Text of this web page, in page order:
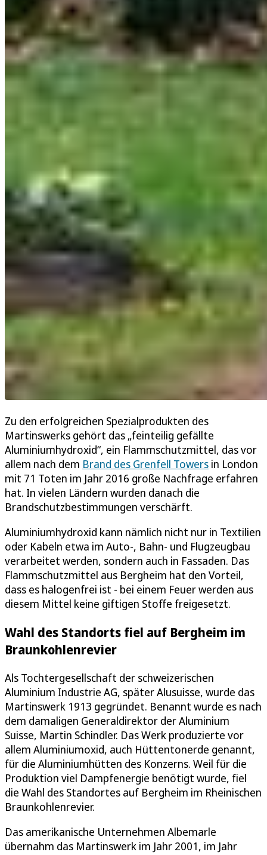
Zu den erfolgreichen Spezialprodukten des
Martinswerks gehört das „feinteilig gefällte
Aluminiumhydroxid“, ein Flammschutzmittel, das vor
allem nach dem Brand des Grenfell Towers in London
mit 71 Toten im Jahr 2016 große Nachfrage erfahren
hat. In vielen Ländern wurden danach die
Brandschutzbestimmungen verschärft.
Aluminiumhydroxid kann nämlich nicht nur in Textilien
oder Kabeln etwa im Auto-, Bahn- und Flugzeugbau
verarbeitet werden, sondern auch in Fassaden. Das
Flammschutzmittel aus Bergheim hat den Vorteil,
dass es halogenfrei ist - bei einem Feuer werden aus
diesem Mittel keine giftigen Stoffe freigesetzt.
Wahl des Standorts fiel auf Bergheim im
Braunkohlenrevier
Als Tochtergesellschaft der schweizerischen
Aluminium Industrie AG, später Alusuisse, wurde das
Martinswerk 1913 gegründet. Benannt wurde es nach
dem damaligen Generaldirektor der Aluminium
Suisse, Martin Schindler. Das Werk produzierte vor
allem Aluminiumoxid, auch Hüttentonerde genannt,
für die Aluminiumhütten des Konzerns. Weil für die
Produktion viel Dampfenergie benötigt wurde, fiel
die Wahl des Standortes auf Bergheim im Rheinischen
Braunkohlenrevier.
Das amerikanische Unternehmen Albemarle
übernahm das Martinswerk im Jahr 2001, im Jahr